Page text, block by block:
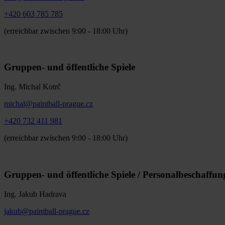
+420 603 785 785
(erreichbar zwischen 9:00 - 18:00 Uhr)
Gruppen- und öffentliche Spiele
Ing. Michal Kotrč
michal@paintball-prague.cz
+420 732 411 981
(erreichbar zwischen 9:00 - 18:00 Uhr)
Gruppen- und öffentliche Spiele /
Ing. Jakub Hadrava
jakub@paintball-prague.cz